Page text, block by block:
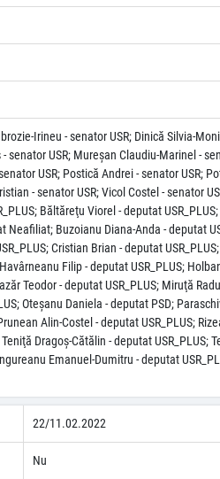
Irineu - senator USR; Dinică Silvia-
senator USR; Mureşan Claudiu-Marinel -
USR; Postică Andrei - senator USR;
- senator USR; Vicol Costel - senator
Băltăreţu Viorel - deputat
Neafiliat; Buzoianu Diana-Anda - deputat
Cristian Brian - deputat
Filip - deputat USR_PLUS;
Teodor - deputat USR_PLUS; Miruţă
Oteşanu Daniela - deputat PSD;
Alin-Costel - deputat USR_PLUS;
Dragoş-Cătălin - deputat USR_PLUS;
Emanuel-Dumitru - deputat
22/11.02.2022
Nu